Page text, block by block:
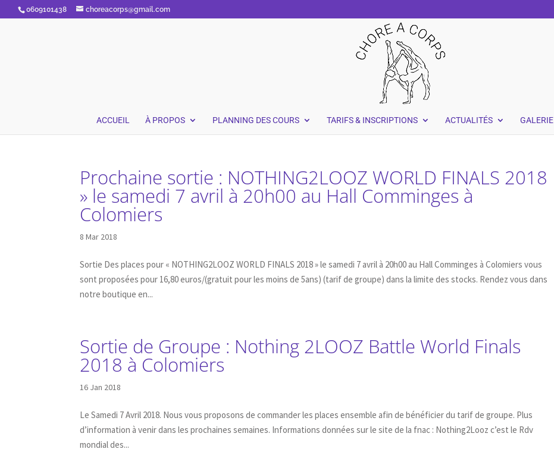
0609101438 choreacorps@gmail.com
ACCUEIL À PROPOS PLANNING DES COURS TARIFS & INSCRIPTIONS ACTUALITÉS GALERIE
Prochaine sortie : NOTHING2LOOZ WORLD FINALS 2018
» le samedi 7 avril à 20h00 au Hall Comminges à
Colomiers
8 Mar 2018
Sortie Des places pour « NOTHING2LOOZ WORLD FINALS 2018 » le samedi 7 avril à 20h00 au Hall Comminges à Colomiers vous
sont proposées pour 16,80 euros/(gratuit pour les moins de 5ans) (tarif de groupe) dans la limite des stocks. Rendez vous dans
notre boutique en...
Sortie de Groupe : Nothing 2LOOZ Battle World Finals
2018 à Colomiers
16 Jan 2018
Le Samedi 7 Avril 2018. Nous vous proposons de commander les places ensemble afin de bénéficier du tarif de groupe. Plus
d’information à venir dans les prochaines semaines. Informations données sur le site de la fnac : Nothing2Looz c’est le Rdv
mondial des...